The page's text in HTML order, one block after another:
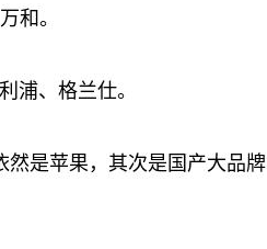
和。
浦、格兰仕。
然是苹果，其次是国产大品牌